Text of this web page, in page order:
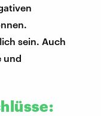
sein. Auch
und